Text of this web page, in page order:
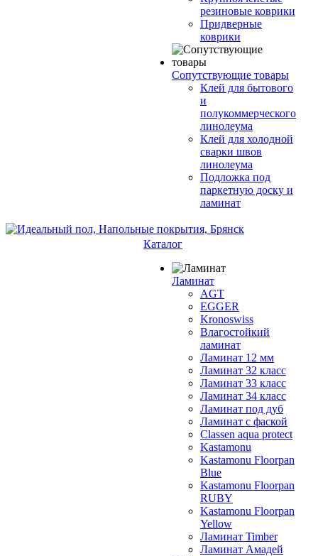
резиновые коврики
Придверные
коврики
Сопутствующие товары
Клей для бытового
и
полукоммерческого
линолеума
Клей для холодной
сварки швов
линолеума
Подложка под
паркетную доску и
ламинат
Каталог
Ламинат
AGT
EGGER
Kronoswiss
Влагостойкий
ламинат
Ламинат 12 мм
Ламинат 32 класс
Ламинат 33 класс
Ламинат 34 класс
Ламинат под дуб
Ламинат с фаской
Classen aqua protect
Kastamonu
Kastamonu Floorpan
Blue
Kastamonu Floorpan
RUBY
Kastamonu Floorpan
Yellow
Ламинат Timber
Ламинат Амадей